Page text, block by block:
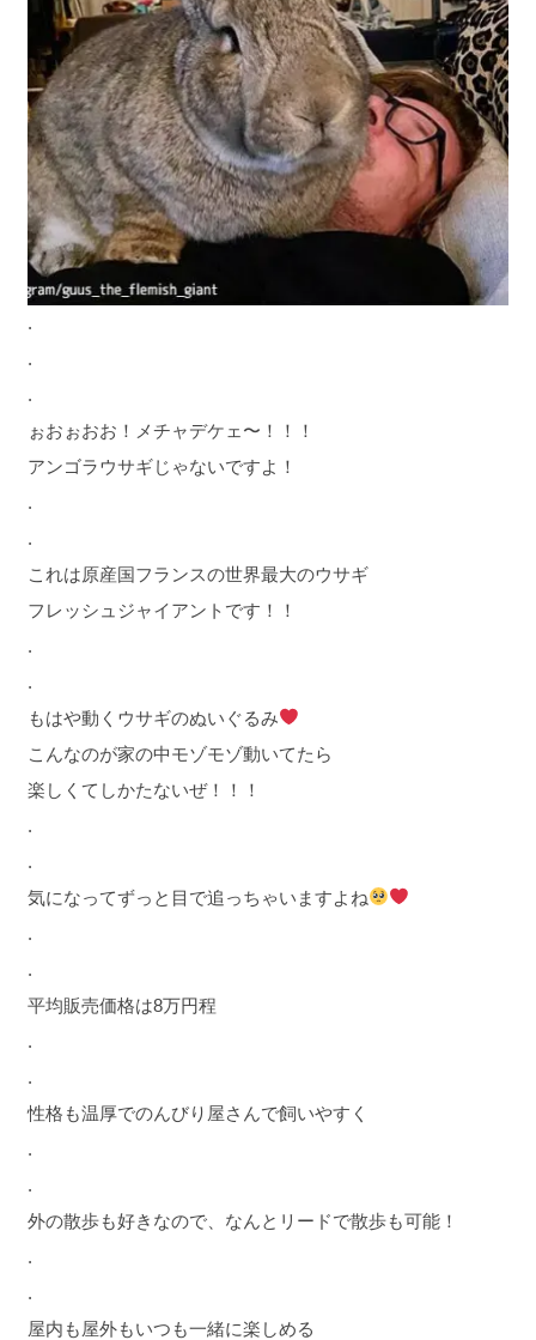
.
.
.
ぉおぉおお！メチャデケェ〜！！！
アンゴラウサギじゃないですよ！
.
.
これは原産国フランスの世界最大のウサギ
フレッシュジャイアントです！！
.
.
もはや動くウサギのぬいぐるみ
こんなのが家の中モゾモゾ動いてたら
楽しくてしかたないぜ！！！
.
.
気になってずっと目で追っちゃいますよね
.
.
平均販売価格は8万円程
.
.
性格も温厚でのんびり屋さんで飼いやすく
.
.
外の散歩も好きなので、なんとリードで散歩も可能！
.
.
屋内も屋外もいつも一緒に楽しめる